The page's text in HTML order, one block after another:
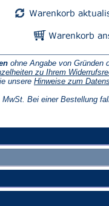
ohne Angabe von Gründen
zu Ihrem
unsere Hinweise zum
Bei einer Bestellung